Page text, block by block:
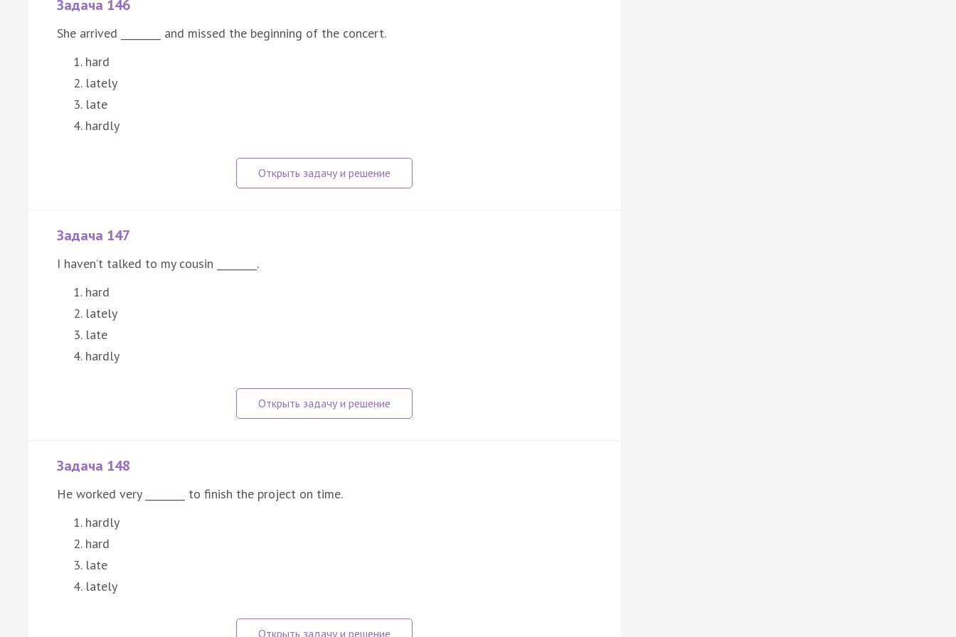
Задача 146
She arrived ________ and missed the beginning of the concert.
hard
lately
late
hardly
Задача 147
I haven’t talked to my cousin ________.
hard
lately
late
hardly
Задача 148
He worked very ________ to finish the project on time.
hardly
hard
late
lately